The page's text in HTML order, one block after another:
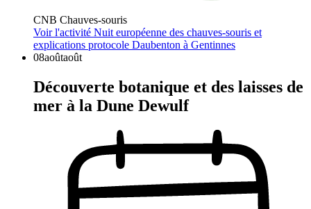
CNB Chauves-souris
Voir l'activité Nuit européenne des chauves-souris et
explications protocole Daubenton à Gentinnes
08aoûtaoût
Découverte botanique et des laisses de
mer à la Dune Dewulf